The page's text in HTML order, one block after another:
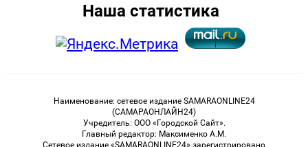
Наша статистика
Наименование: сетевое издание SAMARAONLINE24
(САМАРАОНЛАЙН24)
Учредитель: ООО «Городской Сайт».
Главный редактор: Максименко А.М.
Сетевое издание «SAMARAONLINE24» зарегистрировано